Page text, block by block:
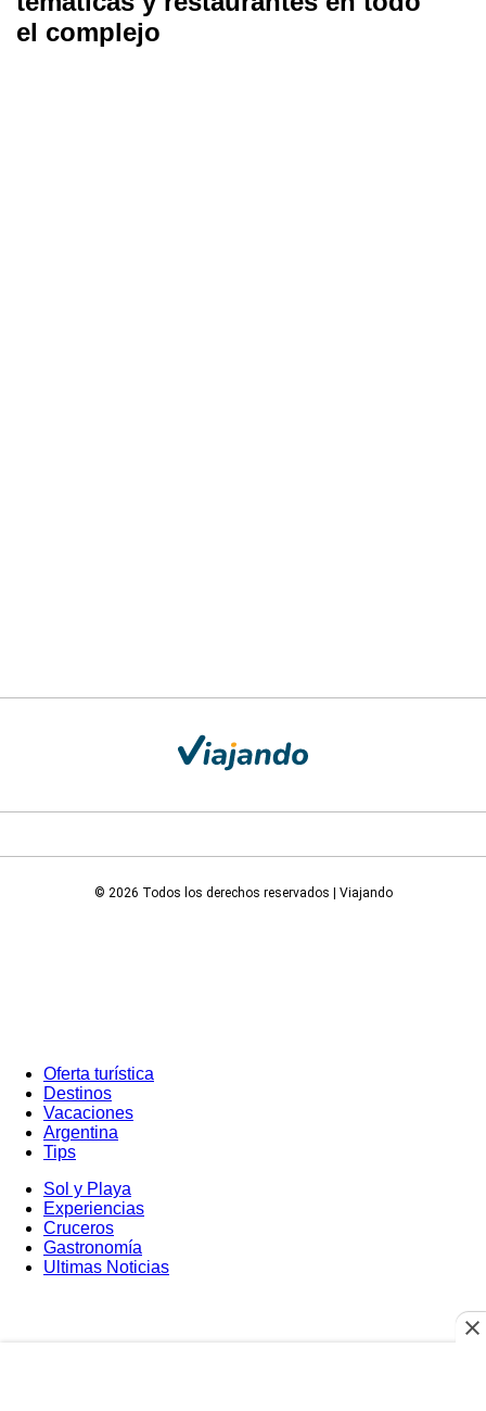
el complejo
© 2026 Todos los derechos reservados | Viajando
Oferta turística
Destinos
Vacaciones
Argentina
Tips
Sol y Playa
Experiencias
Cruceros
Gastronomía
Ultimas Noticias